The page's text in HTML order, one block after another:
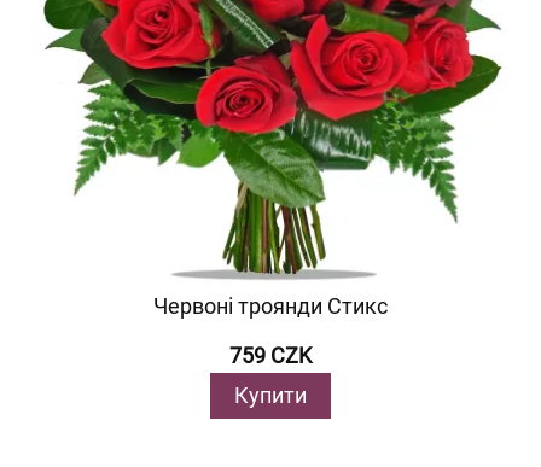
Червоні троянди Стикс
759 CZK
Купити